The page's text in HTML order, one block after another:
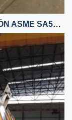
CHAPA DE ACERO DE BAJA ALEACIÓN ASME SA572 GRADO 60 [415]